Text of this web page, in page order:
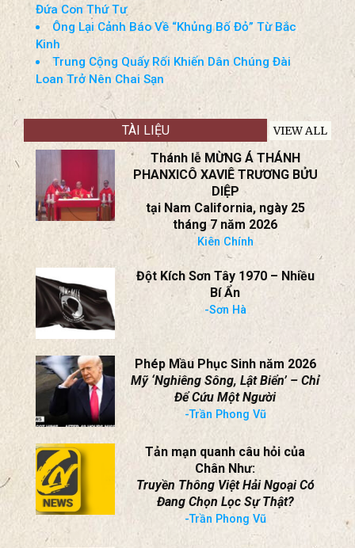
Đứa Con Thứ Tư
Ông Lại Cảnh Báo Về “Khủng Bố Đỏ” Từ Bắc
Kinh
Trung Cộng Quấy Rối Khiến Dân Chúng Đài
Loan Trở Nên Chai Sạn
TÀI LIỆU VIEW ALL
Thánh lễ MỪNG Á THÁNH
PHANXICÔ XAVIÊ TRƯƠNG BỬU
DIỆP
tại Nam California, ngày 25
tháng 7 năm 2026
Kiên Chính
Đột Kích Sơn Tây 1970 – Nhiều
Bí Ẩn
-Sơn Hà
Phép Mầu Phục Sinh năm 2026
Mỹ ‘Nghiêng Sông, Lật Biển’ – Chỉ
Để Cứu Một Người
-Trần Phong Vũ
Tản mạn quanh câu hỏi của
Chân Như:
Truyền Thông Việt Hải Ngoại Có
Đang Chọn Lọc Sự Thật?
-Trần Phong Vũ